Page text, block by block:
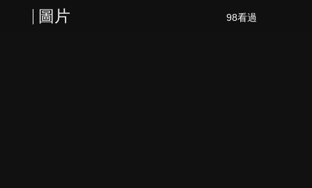
圖片 98看過